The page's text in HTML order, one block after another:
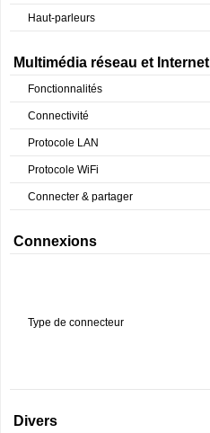
Haut-parleurs
Multimédia réseau et Internet
Fonctionnalités
Connectivité
Protocole LAN
Protocole WiFi
Connecter & partager
Connexions
Type de connecteur
Divers